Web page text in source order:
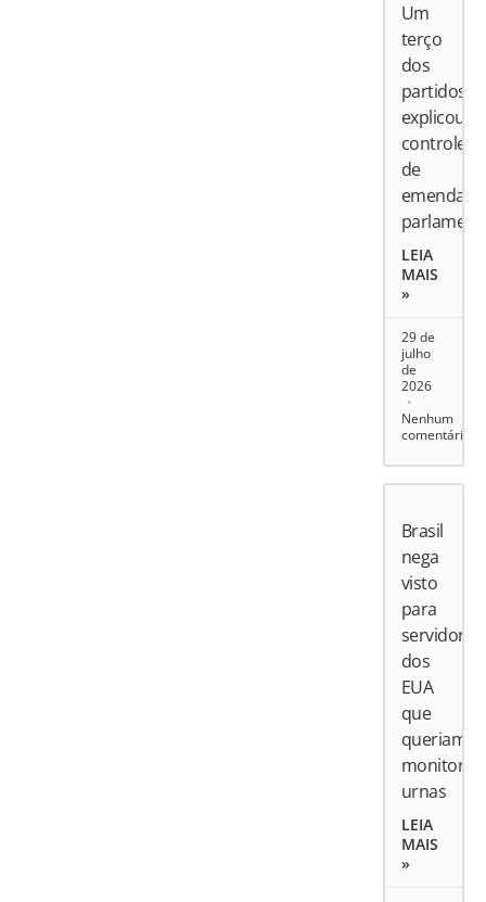
Um
terço
dos
partidos
explicou
controle
de
emendas
LEIA
MAIS
»
29 de
julho
de
2026
Nenhum
comentário
Brasil
nega
visto
para
servidores
dos
EUA
que
queriam
monitorar
urnas
LEIA
MAIS
»